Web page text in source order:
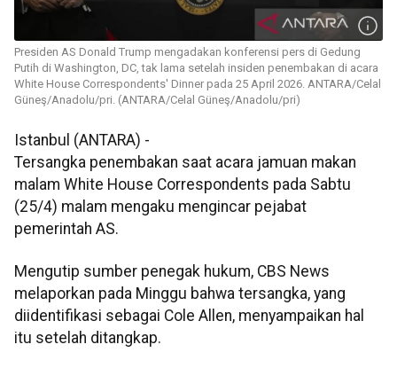
Presiden AS Donald Trump mengadakan konferensi pers di Gedung
Putih di Washington, DC, tak lama setelah insiden penembakan di acara
White House Correspondents' Dinner pada 25 April 2026. ANTARA/Celal
Güneş/Anadolu/pri. (ANTARA/Celal Güneş/Anadolu/pri)
Istanbul (ANTARA) -
Tersangka penembakan saat acara jamuan makan
malam White House Correspondents pada Sabtu
(25/4) malam mengaku mengincar pejabat
pemerintah AS.
Mengutip sumber penegak hukum, CBS News
melaporkan pada Minggu bahwa tersangka, yang
diidentifikasi sebagai Cole Allen, menyampaikan hal
itu setelah ditangkap.